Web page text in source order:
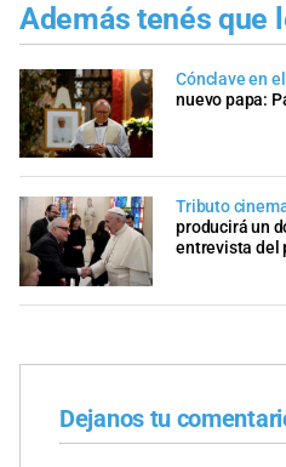
Además tenés que
Cónclave en
nuevo papa:
Tributo
producirá un
entrevista del
Dejanos tu